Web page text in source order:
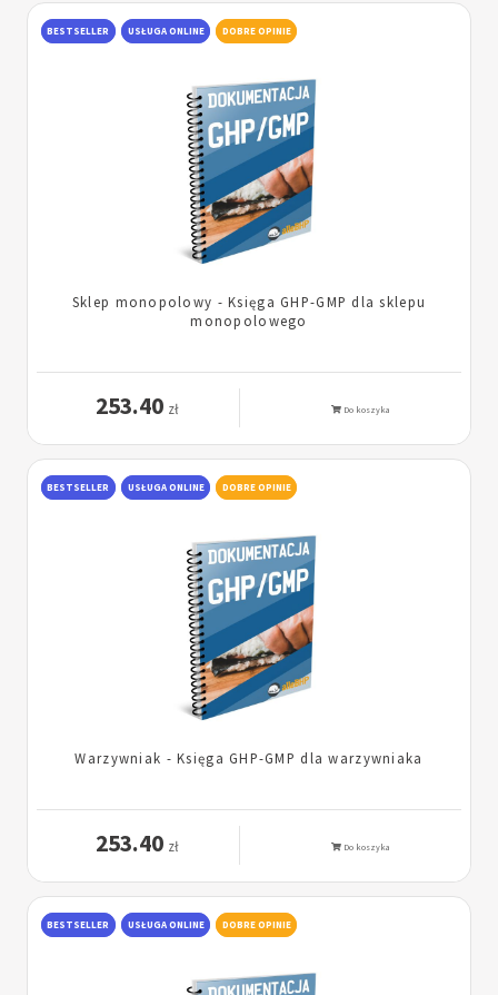
BESTSELLER USŁUGA ONLINE DOBRE OPINIE
Sklep monopolowy - Księga GHP-GMP dla sklepu
monopolowego
253.40 zł Do koszyka
BESTSELLER USŁUGA ONLINE DOBRE OPINIE
Warzywniak - Księga GHP-GMP dla warzywniaka
253.40 zł Do koszyka
BESTSELLER USŁUGA ONLINE DOBRE OPINIE